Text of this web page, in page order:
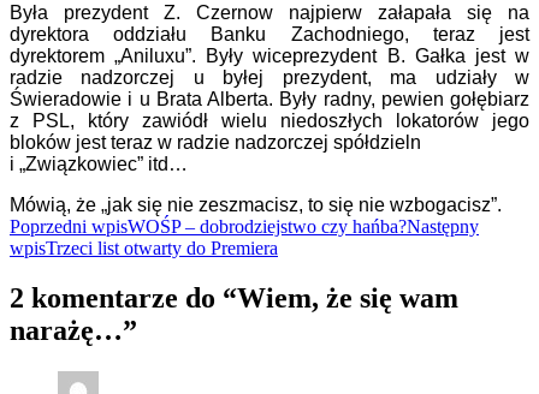
Była prezydent Z. Czernow najpierw załapała się na
dyrektora oddziału Banku Zachodniego, teraz jest
dyrektorem „Aniluxu”. Były wiceprezydent B. Gałka jest w
radzie nadzorczej u byłej prezydent, ma udziały w
Świeradowie i u Brata Alberta. Były radny, pewien gołębiarz
z PSL, który zawiódł wielu niedoszłych lokatorów jego
bloków jest teraz w radzie nadzorczej spółdzieln
i „Związkowiec” itd…
Mówią, że „jak się nie zeszmacisz, to się nie wzbogacisz”.
Nawigacja
wpisu
Poprzedni wpisWOŚP – dobrodziejstwo czy hańba?Następny
wpisTrzeci list otwarty do Premiera
2 komentarze do “Wiem, że się wam
narażę…”